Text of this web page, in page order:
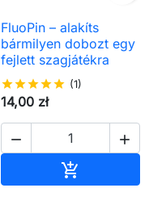
FluoPin – alakíts
bármilyen dobozt egy
fejlett szagjátékra
starstarstarstarstar (1)
14,00 zł
 
